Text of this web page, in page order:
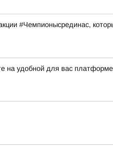
#Чемпионысрединас,
на удобной для вас